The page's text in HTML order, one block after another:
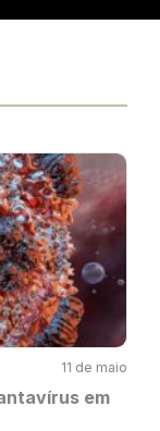
11 de maio
em